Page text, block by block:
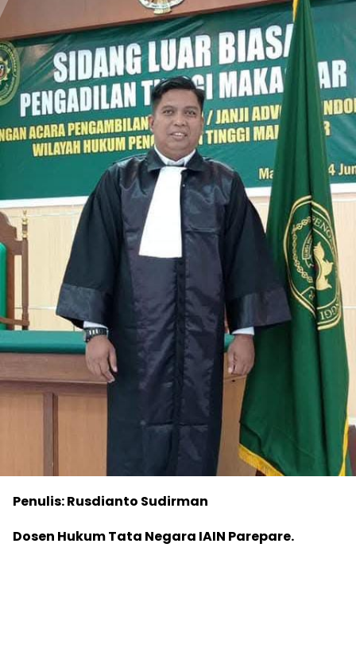
Penulis: Rusdianto Sudirman
Dosen Hukum Tata Negara IAIN Parepare.